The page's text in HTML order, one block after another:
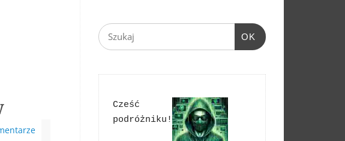
OK
Cześć
podróżniku!